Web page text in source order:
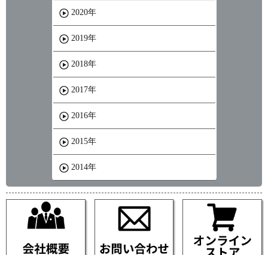
2020年
2019年
2018年
2017年
2016年
2015年
2014年